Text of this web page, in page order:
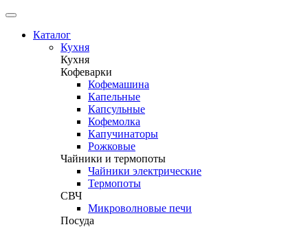
Каталог
Кухня
Кухня
Кофеварки
Кофемашина
Капельные
Капсульные
Кофемолка
Капучинаторы
Рожковые
Чайники и термопоты
Чайники электрические
Термопоты
СВЧ
Микроволновые печи
Посуда